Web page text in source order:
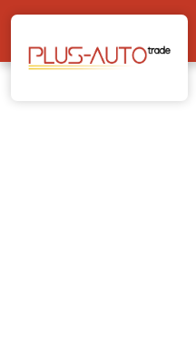
Mergi direct la conținutul